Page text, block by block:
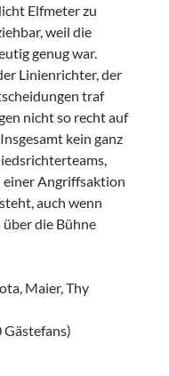
Elfmeter zu
weil die
genug war.
Linienrichter, der
traf
nicht so recht auf
kein ganz
Angriffsaktion
auch wenn
die Bühne
Maier, Thy
Gästefans)